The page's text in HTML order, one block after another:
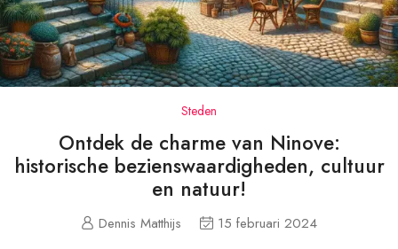
Steden
Ontdek de charme van Ninove:
historische bezienswaardigheden, cultuur
en natuur!
Dennis Matthijs 15 februari 2024